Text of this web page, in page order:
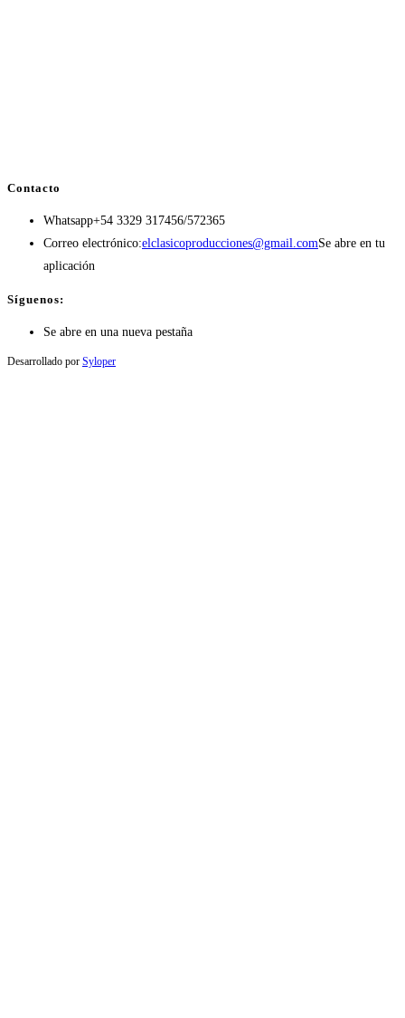
Contacto
Whatsapp+54 3329 317456/572365
Correo electrónico:elclasicoproducciones@gmail.comSe abre en tu
aplicación
Síguenos:
Se abre en una nueva pestaña
Desarrollado por Syloper